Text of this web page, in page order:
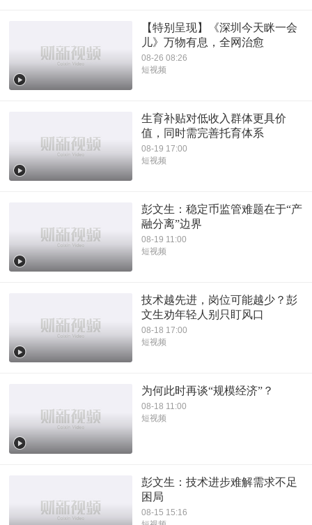
【特别呈现】《深圳今天眯一会
儿》万物有息，全网治愈
08-26 08:26
短视频
生育补贴对低收入群体更具价
值，同时需完善托育体系
08-19 17:00
短视频
彭文生：稳定币监管难题在于“产
融分离”边界
08-19 11:00
短视频
技术越先进，岗位可能越少？彭
文生劝年轻人别只盯风口
08-18 17:00
短视频
为何此时再谈“规模经济”？
08-18 11:00
短视频
彭文生：技术进步难解需求不足
困局
08-15 15:16